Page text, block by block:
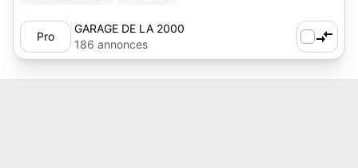
Pro
GARAGE DE LA 2000
186 annonces